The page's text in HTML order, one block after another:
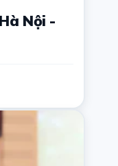
Nội -